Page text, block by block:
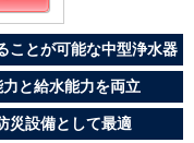
ことが可能な中型浄水器
と給水能力を両立
災設備として最適